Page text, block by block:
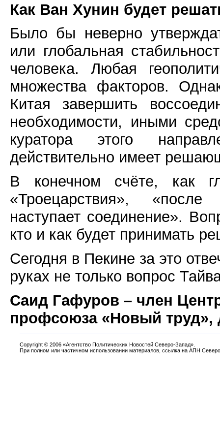
Как Ван Хунин будет
Было бы неверно
или глобальная
человека. Любая
множества факторов.
Китая завершить
необходимости, иными
куратора этого
действительно имеет
В конечном счёте, как
«Троецарствия»,
наступает соединение».
кто и как будет принимать
Сегодня в Пекине за это
руках не только вопрос
Саид Гафуров – член
профсоюза «Новый
Copyright © 2006 «Агентство Политических Новостей Северо-Запад».
При полном или частичном использовании материалов, ссылка на АПН